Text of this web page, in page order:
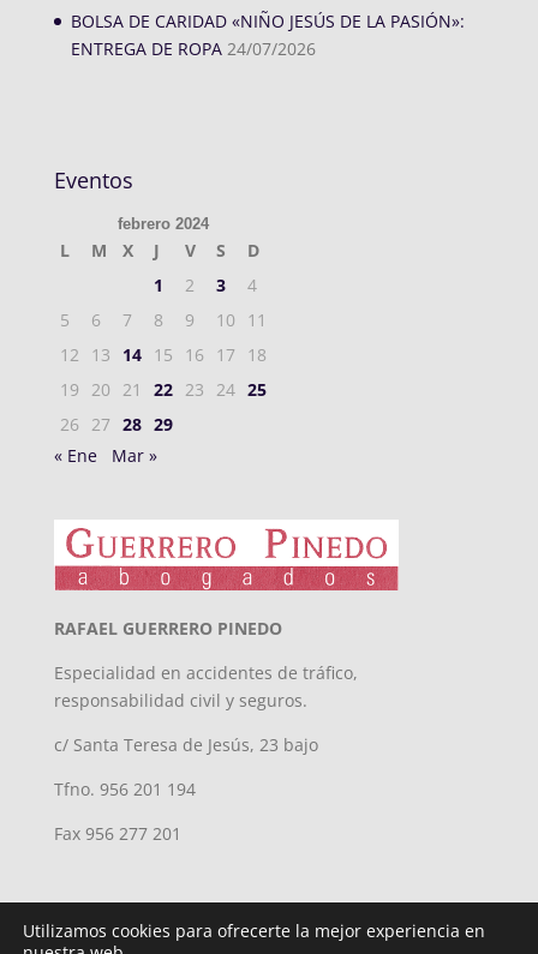
BOLSA DE CARIDAD «NIÑO JESÚS DE LA PASIÓN»:
ENTREGA DE ROPA 24/07/2026
Eventos
febrero 2024
L M X J V S
D
1
2 3
4
5
6 7 8 9 10
11
12
13 14 15 16 17
18
19
20 21 22 23 24 25
26
27 28 29
« Ene
Mar »
RAFAEL GUERRERO PINEDO
Especialidad en accidentes de tráfico,
responsabilidad civil y seguros.
c/ Santa Teresa de Jesús, 23 bajo
Tfno. 956 201 194
Fax 956 277 201
Utilizamos cookies para ofrecerte la mejor experiencia en